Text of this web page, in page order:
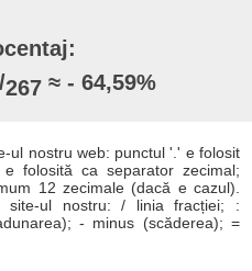
267≈ - 64,59%
ul nostru web: punctul '.' e folosit
folosită ca separator zecimal;
12 zecimale (dacă e cazul).
site-ul nostru: / linia fracției; :
- minus (scăderea); =